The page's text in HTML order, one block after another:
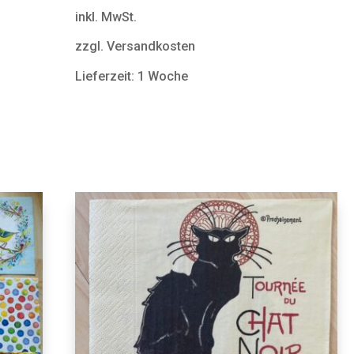
inkl. MwSt.
zzgl. Versandkosten
Lieferzeit: 1 Woche